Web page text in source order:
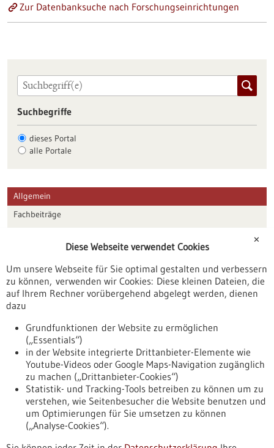
Zur Datenbanksuche nach Forschungseinrichtungen
Suchbegriffe
dieses Portal
alle Portale
Allgemein
Fachbeiträge
Veranstaltungen
Erscheinungsdatum
Nach oben
✕
Diese Webseite verwendet Cookies
Um unsere Webseite für Sie optimal gestalten und verbessern
zu können, verwenden wir Cookies: Diese kleinen Dateien, die
auf Ihrem Rechner vorübergehend abgelegt werden, dienen
dazu
Grundfunktionen der Website zu ermöglichen
(„Essentials“)
in der Website integrierte Drittanbieter-Elemente wie
Youtube-Videos oder Google Maps-Navigation zugänglich
zu machen („Drittanbieter-Cookies“)
Statistik- und Tracking-Tools betreiben zu können um zu
verstehen, wie Seitenbesucher die Website benutzen und
um Optimierungen für Sie umsetzen zu können
(„Analyse-Cookies“).